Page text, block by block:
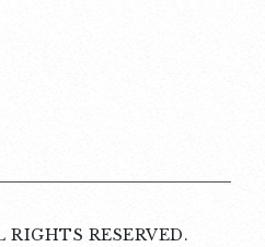
RESERVED.